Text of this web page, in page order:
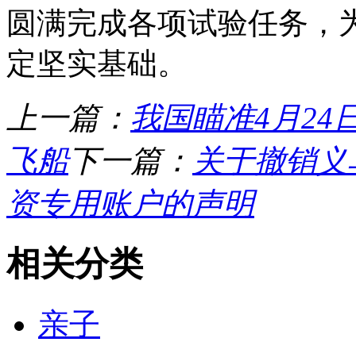
圆满完成各项试验任务，
定坚实基础。
上一篇： 我国瞄准4月24
飞船下一篇： 关于撤销
资专用账户的声明
相关分类
亲子